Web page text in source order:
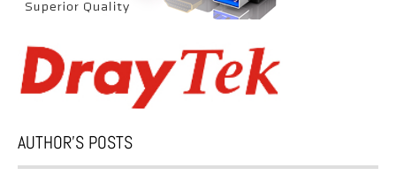
AUTHOR’S POSTS